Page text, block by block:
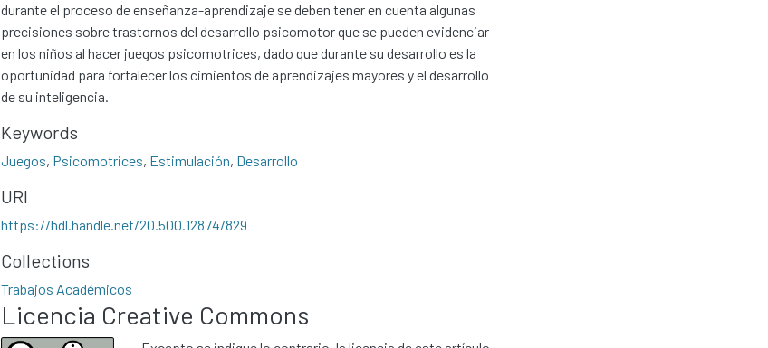
durante el proceso de enseñanza-aprendizaje se deben tener en cuenta algunas
precisiones sobre trastornos del desarrollo psicomotor que se pueden evidenciar
en los niños al hacer juegos psicomotrices, dado que durante su desarrollo es la
oportunidad para fortalecer los cimientos de aprendizajes mayores y el desarrollo
de su inteligencia.
Keywords
Juegos, Psicomotrices, Estimulación, Desarrollo
URI
https://hdl.handle.net/20.500.12874/829
Collections
Trabajos Académicos
Licencia Creative Commons